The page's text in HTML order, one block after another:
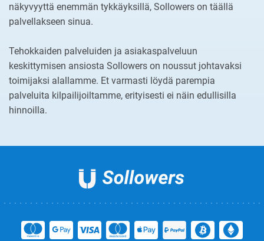
näkyvyyttä enemmän tykkäyksillä, Sollowers on täällä
palvellakseen sinua.
Tehokkaiden palveluiden ja asiakaspalveluun
keskittymisen ansiosta Sollowers on noussut johtavaksi
toimijaksi alallamme. Et varmasti löydä parempia
palveluita kilpailijoiltamme, erityisesti ei näin edullisilla
hinnoilla.